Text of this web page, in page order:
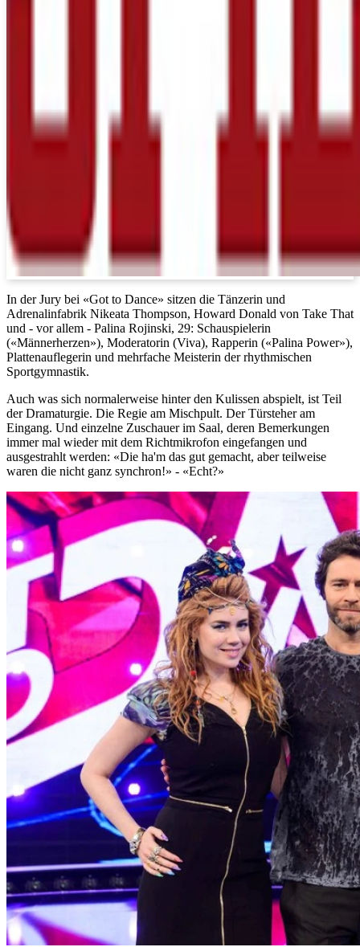
In der Jury bei «Got to Dance» sitzen die Tänzerin und
Adrenalinfabrik Nikeata Thompson, Howard Donald von Take That
und - vor allem - Palina Rojinski, 29: Schauspielerin
(«Männerherzen»), Moderatorin (Viva), Rapperin («Palina Power»),
Plattenauflegerin und mehrfache Meisterin der rhythmischen
Sportgymnastik.
Auch was sich normalerweise hinter den Kulissen abspielt, ist Teil
der Dramaturgie. Die Regie am Mischpult. Der Türsteher am
Eingang. Und einzelne Zuschauer im Saal, deren Bemerkungen
immer mal wieder mit dem Richtmikrofon eingefangen und
ausgestrahlt werden: «Die ha'm das gut gemacht, aber teilweise
waren die nicht ganz synchron!» - «Echt?»